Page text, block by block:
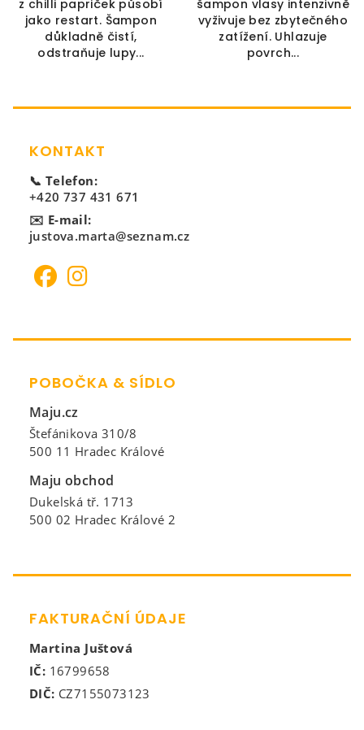
z chilli papriček působí
jako restart. Šampon
důkladně čistí,
odstraňuje lupy...
šampon vlasy intenzivně
vyživuje bez zbytečného
zatížení. Uhlazuje
povrch...
Zápatí
KONTAKT
📞 Telefon:
+420 737 431 671
✉️ E-mail:
justova.marta@seznam.cz
POBOČKA & SÍDLO
Maju.cz
Štefánikova 310/8
500 11 Hradec Králové
Maju obchod
Dukelská tř. 1713
500 02 Hradec Králové 2
FAKTURAČNÍ ÚDAJE
Martina Juštová
IČ: 16799658
DIČ: CZ7155073123